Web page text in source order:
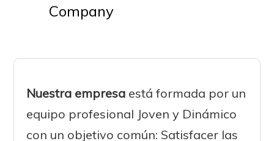
Company
Nuestra empresa está formada por un
equipo profesional Joven y Dinámico
con un objetivo común: Satisfacer las